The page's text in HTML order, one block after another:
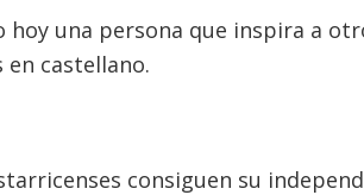
hoy una persona que inspira a
castellano.
consiguen su